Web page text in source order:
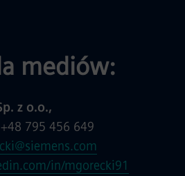
mediów:
z o.o.,
795 456 649
in/mgorecki91